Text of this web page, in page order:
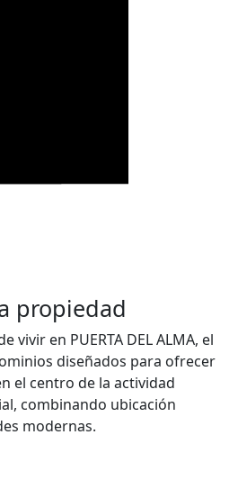
propiedad
vivir en PUERTA DEL ALMA, el
diseñados para ofrecer
el centro de la actividad
combinando ubicación
modernas.